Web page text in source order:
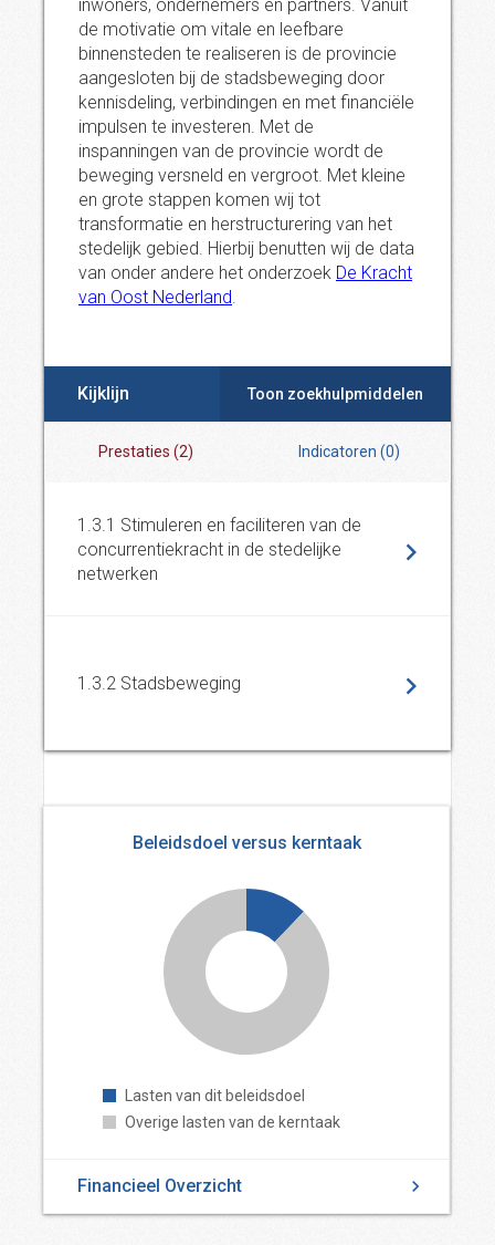
inwoners, ondernemers en partners. Vanuit
de motivatie om vitale en leefbare
binnensteden te realiseren is de provincie
aangesloten bij de stadsbeweging door
kennisdeling, verbindingen en met financiële
impulsen te investeren. Met de
inspanningen van de provincie wordt de
beweging versneld en vergroot. Met kleine
en grote stappen komen wij tot
transformatie en herstructurering van het
stedelijk gebied. Hierbij benutten wij de data
van onder andere het onderzoek De Kracht
van Oost Nederland.
Kijklijn Toon zoekhulpmiddelen
Prestaties (2) Indicatoren (0)
1.3.1 Stimuleren en faciliteren van de
concurrentiekracht in de stedelijke
netwerken
1.3.2 Stadsbeweging
Beleidsdoel versus kerntaak
Lasten van dit beleidsdoel
Overige lasten van de kerntaak
Financieel Overzicht